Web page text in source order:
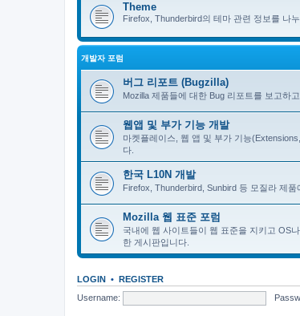
Theme
Firefox, Thunderbird의 테마 관련 정보를 나
개발자 포럼
버그 리포트 (Bugzilla)
Mozilla 제품들에 대한 Bug 리포트를 보고하
웹앱 및 부가 기능 개발
마켓플레이스, 웹 앱 및 부가 기능
다.
한국 L10N 개발
Firefox, Thunderbird, Sunbird 등 모질라 제
Mozilla 웹 표준 포럼
국내에 웹 사이트들이 웹 표준을 지키고 OS
한 게시판입니다.
LOGIN • REGISTER
Username: